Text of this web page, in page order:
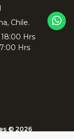
Chile.
Hrs
Hrs
© 2026